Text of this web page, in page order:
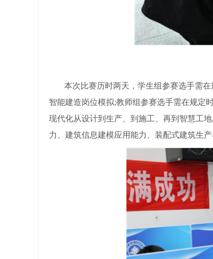
本次比赛历时两天，学生组参赛选手需
智能建造岗位模拟;教师组参赛选手需在规定
现代化从设计到生产、到施工、再到智慧工
力、建筑信息建模应用能力、装配式建筑生